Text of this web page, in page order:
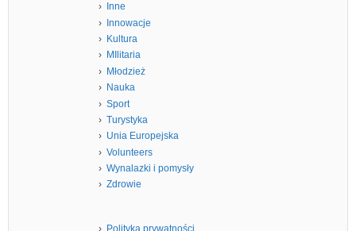
Inne
Innowacje
Kultura
MIlitaria
Młodzież
Nauka
Sport
Turystyka
Unia Europejska
Volunteers
Wynalazki i pomysły
Zdrowie